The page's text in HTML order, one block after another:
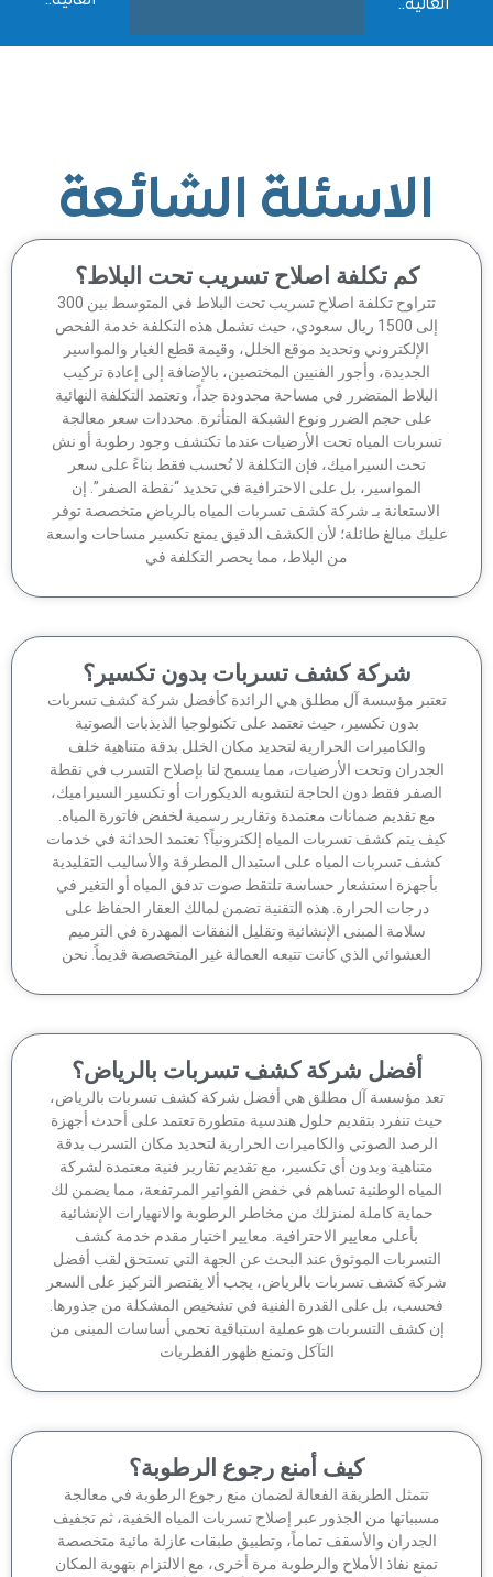
الاسئلة الشائعة
كم تكلفة اصلاح تسريب تحت البلاط؟
تتراوح تكلفة اصلاح تسريب تحت البلاط في المتوسط بين 300
إلى 1500 ريال سعودي، حيث تشمل هذه التكلفة خدمة الفحص
الإلكتروني وتحديد موقع الخلل، وقيمة قطع الغيار والمواسير
الجديدة، وأجور الفنيين المختصين، بالإضافة إلى إعادة تركيب
البلاط المتضرر في مساحة محدودة جداً، وتعتمد التكلفة النهائية
على حجم الضرر ونوع الشبكة المتأثرة. محددات سعر معالجة
المياه تحت الأرضيات عندما تكتشف وجود رطوبة أو نش
تحت السيراميك، فإن التكلفة لا تُحسب فقط بناءً على سعر
المواسير، بل على الاحترافية في تحديد “نقطة الصفر”. إن
بـ شركة كشف تسربات المياه بالرياض متخصصة توفر
مبالغ طائلة؛ لأن الكشف الدقيق يمنع تكسير مساحات واسعة
من البلاط، مما يحصر التكلفة في
شركة كشف تسربات بدون تكسير؟
مؤسسة آل مطلق هي الرائدة كأفضل شركة كشف تسربات
بدون تكسير، حيث نعتمد على تكنولوجيا الذبذبات الصوتية
والكاميرات الحرارية لتحديد مكان الخلل بدقة متناهية خلف
وتحت الأرضيات، مما يسمح لنا بإصلاح التسرب في نقطة
فقط دون الحاجة لتشويه الديكورات أو تكسير السيراميك،
مع تقديم ضمانات معتمدة وتقارير رسمية لخفض فاتورة المياه.
يتم كشف تسربات المياه إلكترونياً؟ تعتمد الحداثة في خدمات
تسربات المياه على استبدال المطرقة والأساليب التقليدية
بأجهزة استشعار حساسة تلتقط صوت تدفق المياه أو التغير في
درجات الحرارة. هذه التقنية تضمن لمالك العقار الحفاظ على
سلامة المبنى الإنشائية وتقليل النفقات المهدرة في الترميم
العشوائي الذي كانت تتبعه العمالة غير المتخصصة قديماً. نحن
أفضل شركة كشف تسربات بالرياض؟
مؤسسة آل مطلق هي أفضل شركة كشف تسربات بالرياض،
تنفرد بتقديم حلول هندسية متطورة تعتمد على أحدث أجهزة
الرصد الصوتي والكاميرات الحرارية لتحديد مكان التسرب بدقة
متناهية وبدون أي تكسير، مع تقديم تقارير فنية معتمدة لشركة
الوطنية تساهم في خفض الفواتير المرتفعة، مما يضمن لك
حماية كاملة لمنزلك من مخاطر الرطوبة والانهيارات الإنشائية
بأعلى معايير الاحترافية. معايير اختيار مقدم خدمة كشف
الموثوق عند البحث عن الجهة التي تستحق لقب أفضل
كشف تسربات بالرياض، يجب ألا يقتصر التركيز على السعر
بل على القدرة الفنية في تشخيص المشكلة من جذورها.
كشف التسربات هو عملية استباقية تحمي أساسات المبنى من
التآكل وتمنع ظهور الفطريات
كيف أمنع رجوع الرطوبة؟
تتمثل الطريقة الفعالة لضمان منع رجوع الرطوبة في معالجة
من الجذور عبر إصلاح تسربات المياه الخفية، ثم تجفيف
الجدران والأسقف تماماً، وتطبيق طبقات عازلة مائية متخصصة
تمنع نفاذ الأملاح والرطوبة مرة أخرى، مع الالتزام بتهوية المكان